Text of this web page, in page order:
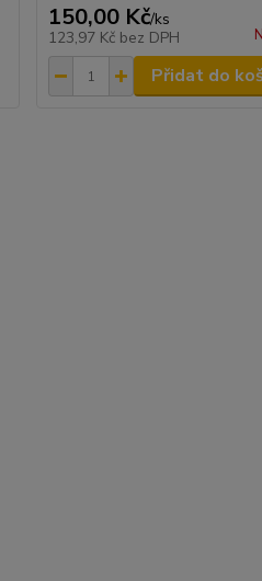
150,00 Kč/ks
123,97 Kč bez DPH
Přidat do